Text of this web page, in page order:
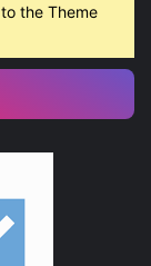
the Theme